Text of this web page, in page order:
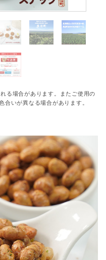
る場合があります。またご使用の
いが異なる場合があります。